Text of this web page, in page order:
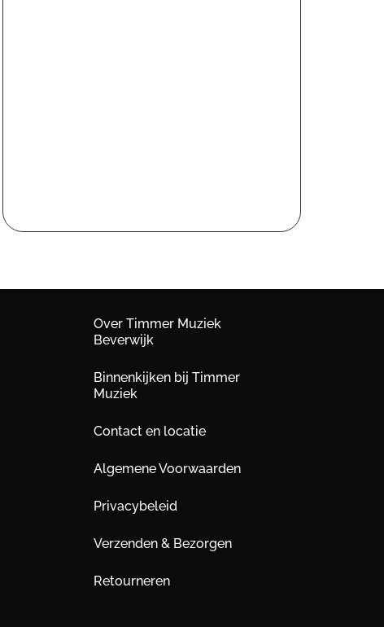
Over Timmer Muziek
Beverwijk
Binnenkijken bij Timmer
Muziek
Contact en locatie
Algemene Voorwaarden
Privacybeleid
Verzenden & Bezorgen
Retourneren